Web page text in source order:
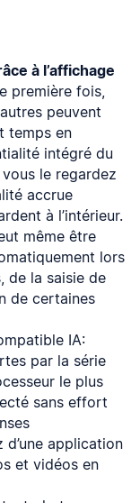
à l’affichage
première fois,
peuvent
temps en
intégré du
le regardez
accrue
à l’intérieur.
même être
lors
de la saisie de
de certaines
IA:
par la série
le plus
sans effort
application
et vidéos en